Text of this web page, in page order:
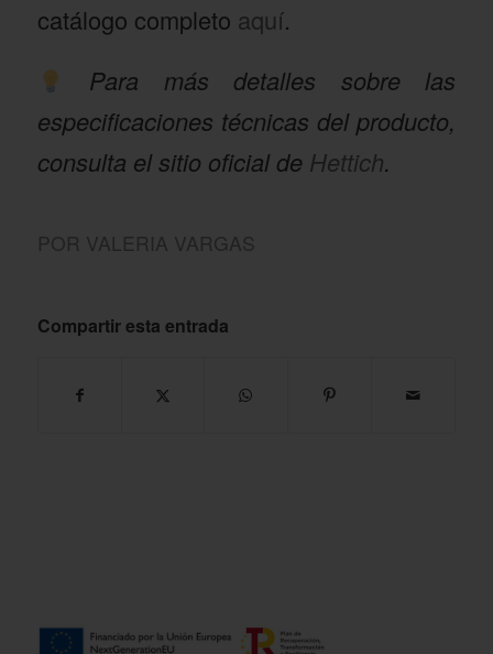
catálogo completo aquí.
Para más detalles sobre las
especificaciones técnicas del producto,
consulta el sitio oficial de Hettich.
POR VALERIA VARGAS
Compartir esta entrada